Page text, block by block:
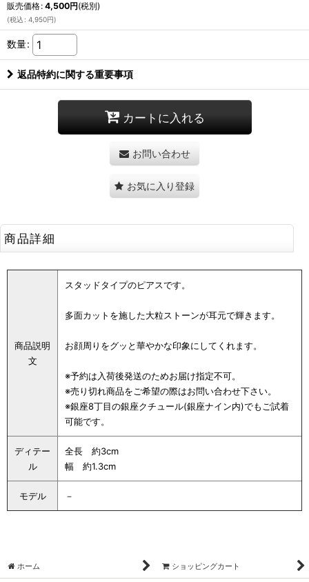
販売価格: 4,500円(税別)
(税込 : 4,950円)
数量:
返品特約に関する重要事項
カートに入れる
お問い合わせ
お気に入り登録
商品詳細
商品説明
文
スタッドタイプのピアスです。
多面カットを施した大粒ストーンが耳元で輝きます。
お顔周りをグッと華やかな印象にしてくれます。
※予約は入荷後発送のためお届け指定不可。
※売り切れ商品をご希望の際はお問い合わせ下さい。
※銀座8丁目の銀座クチュール(銀座ナイン内)でもご試着
可能です。
ディテー
ル
全長 約3cm
幅 約1.3cm
モデル －
ホーム ショッピングカート